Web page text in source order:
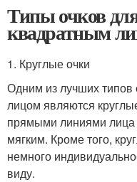
Типы очков
квадратным
1. Круглые очки
Одним из лучших типов
лицом являются
прямыми линиями лица
мягким. Кроме того,
немного
виду.